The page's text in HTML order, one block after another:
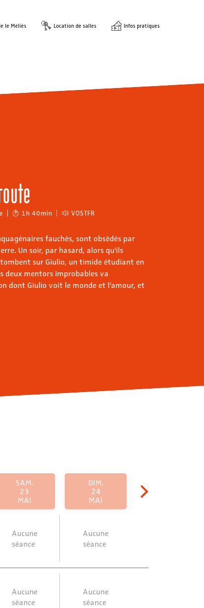
le Méliès Location de salles Infos pratiques
1h 40min VOSTFR
fauchés, sont obsédés par
Un soir, par hasard, alors qu'ils
sur Giulio, un timide étudiant en
deux mentors improbables va
dont Giulio voit le monde et l'amour, et
SAM.
23
MAI
Aucune
séance
Aucune
séance
DIM.
24
MAI
Aucune
séance
Aucune
séance